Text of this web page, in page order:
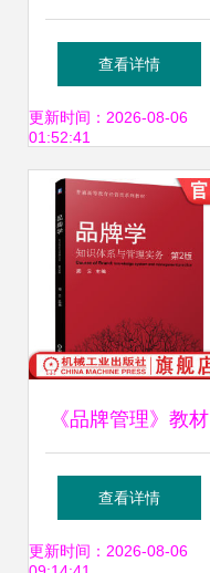
指南与品牌推荐 如
何通过系统实现高
效品牌管理
查看详情
更新时间：2026-08-06
01:52:41
《品牌管理》教材
之82组核心知识模
块解析
查看详情
更新时间：2026-08-06